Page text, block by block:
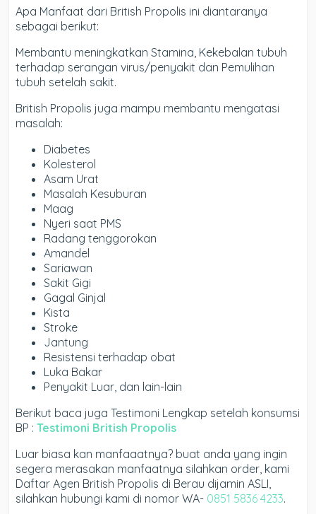
Apa Manfaat dari British Propolis ini diantaranya
sebagai berikut:
Membantu meningkatkan Stamina, Kekebalan tubuh
terhadap serangan virus/penyakit dan Pemulihan
tubuh setelah sakit.
British Propolis juga mampu membantu mengatasi
masalah:
Diabetes
Kolesterol
Asam Urat
Masalah Kesuburan
Maag
Nyeri saat PMS
Radang tenggorokan
Amandel
Sariawan
Sakit Gigi
Gagal Ginjal
Kista
Stroke
Jantung
Resistensi terhadap obat
Luka Bakar
Penyakit Luar, dan lain-lain
Berikut baca juga Testimoni Lengkap setelah konsumsi
BP :Testimoni British Propolis
Luar biasa kan manfaaatnya? buat anda yang ingin
segera merasakan manfaatnya silahkan order, kami
Daftar Agen British Propolis di Berau dijamin ASLI,
silahkan hubungi kami di nomor WA- 0851 5836 4233.